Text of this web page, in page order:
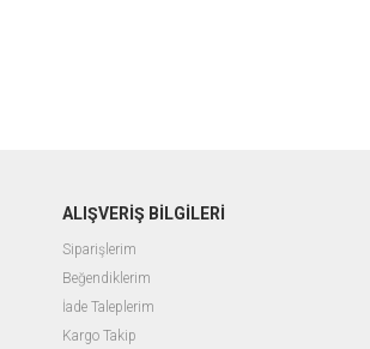
ALIŞVERİŞ BİLGİLERİ
Siparişlerim
Beğendiklerim
İade Taleplerim
Kargo Takip